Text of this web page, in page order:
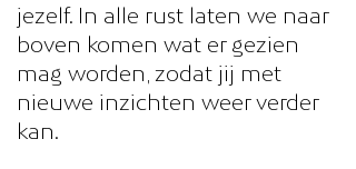
jezelf. In alle rust laten we naar
boven komen wat er gezien
mag worden, zodat jij met
nieuwe inzichten weer verder
kan.